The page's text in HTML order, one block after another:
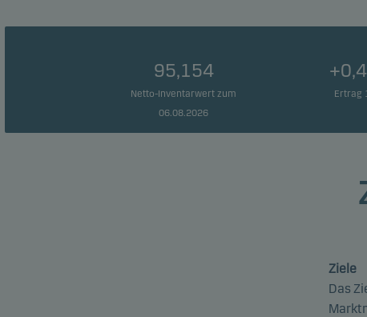
95,154
Netto-Inventarwert zum
06.08.2026
Ertrag
Ziele
Das